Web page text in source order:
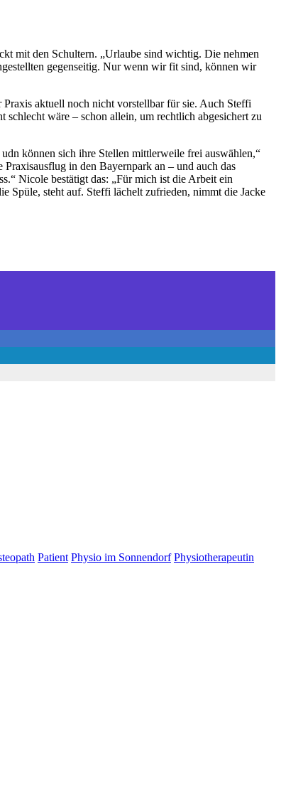
mit den Schultern. „Urlaube sind wichtig. Die nehmen
gegenseitig. Nur wenn wir fit sind, können wir
aktuell noch nicht vorstellbar für sie. Auch Steffi
wäre – schon allein, um rechtlich abgesichert zu
können sich ihre Stellen mittlerweile frei auswählen,“
in den Bayernpark an – und auch das
Nicole bestätigt das: „Für mich ist die Arbeit ein
Spüle, steht auf. Steffi lächelt zufrieden, nimmt die Jacke
Patient Physio im Sonnendorf Physiotherapeutin